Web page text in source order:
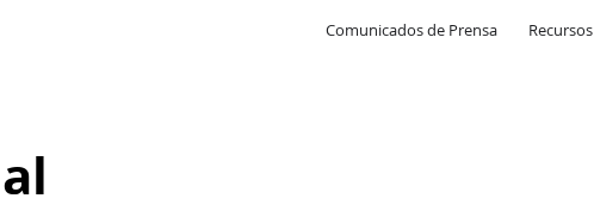
Comunicados de Prensa Recursos